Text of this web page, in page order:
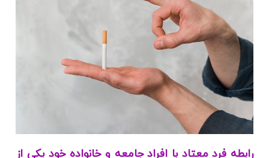
رابطه فرد معتاد با افراد جامعه و خانواده خود یکی از